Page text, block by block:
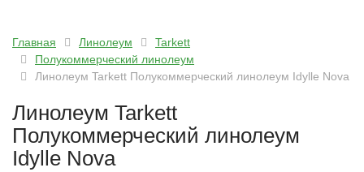
Главная Линолеум
Tarkett
Полукоммерческий линолеум
Линолеум Tarkett Полукоммерческий линолеум Idylle Nova
Линолеум Tarkett
Полукоммерческий линолеум
Idylle Nova